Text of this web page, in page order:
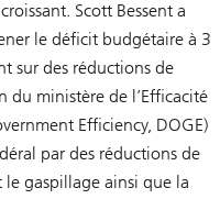
Scott Bessent a
le déficit budgétaire à 3
sur des réductions de
du ministère de l’Efficacité
Efficiency, DOGE)
par des réductions de
gaspillage ainsi que la